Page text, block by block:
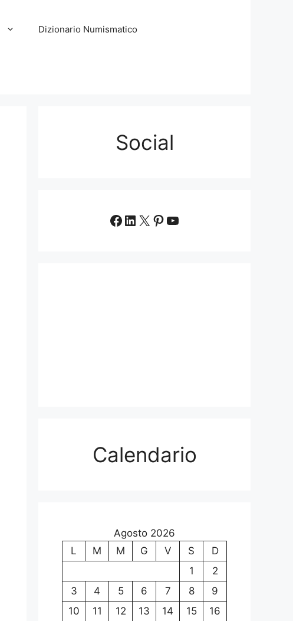
Dizionario Numismatico
Social
Facebook
LinkedIn
X Pinterest
YouTube
Calendario
Agosto 2026
L
M M G V S
D
1
2
3
4 5 6 7 8
9
10
11 12 13 14 15
16